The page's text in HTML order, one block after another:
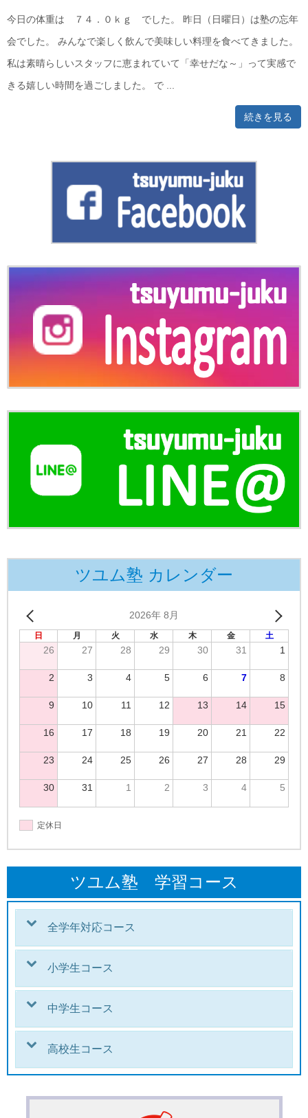
今日の体重は ７４．０ｋｇ でした。 昨日（日曜日）は塾の忘年
会でした。 みんなで楽しく飲んで美味しい料理を食べてきました。
私は素晴らしいスタッフに恵まれていて「幸せだな～」って実感で
きる嬉しい時間を過ごしました。 で ...
続きを見る
ツユム塾 カレンダー
2026年 8月
日 月 火 水 木 金 土
26 27 28 29 30 31 1
2 3 4 5 6 7 8
9 10 11 12 13 14 15
16 17 18 19 20 21 22
23 24 25 26 27 28 29
30 31 1 2 3 4 5
定休日
ツユム塾 学習コース
全学年対応コース
小学生コース
中学生コース
高校生コース